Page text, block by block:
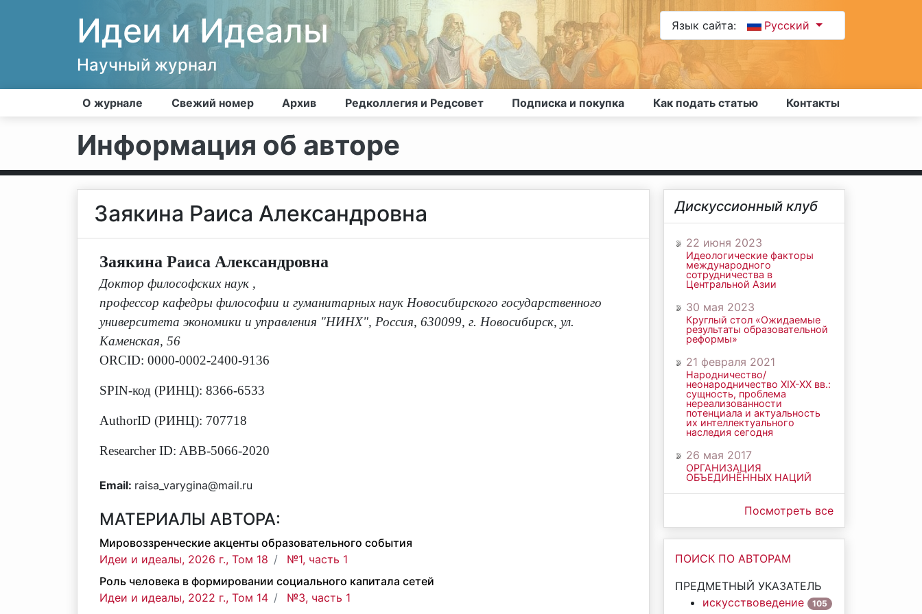
Идеи и Идеалы
Научный журнал
Язык сайта: Русский
О журнале Свежий номер Архив Редколлегия и Редсовет Подписка и покупка Как подать статью Контакты
Информация об авторе
Заякина Раиса Александровна
Заякина Раиса Александровна
Доктор философских наук ,
профессор кафедры философии и гуманитарных наук Новосибирского государственного
университета экономики и управления "НИНХ", Россия, 630099, г. Новосибирск, ул.
Каменская, 56
ORCID: 0000-0002-2400-9136
SPIN-код (РИНЦ): 8366-6533
AuthorID (РИНЦ): 707718
Researcher ID: ABB-5066-2020
Email: raisa_varygina@mail.ru
МАТЕРИАЛЫ АВТОРА:
Мировоззренческие акценты образовательного события
Идеи и идеалы, 2026 г., Том 18
№1, часть 1
Роль человека в формировании социального капитала сетей
Идеи и идеалы, 2022 г., Том 14
№3, часть 1
Дискуссионный клуб
22 июня 2023
Идеологические факторы
международного
сотрудничества в
Центральной Азии
30 мая 2023
Круглый стол «Ожидаемые
результаты образовательной
реформы»
21 февраля 2021
Народничество/
неонародничество ХIХ-ХХ вв.:
сущность, проблема
нереализованности
потенциала и актуальность
их интеллектуального
наследия сегодня
26 мая 2017
ОРГАНИЗАЦИЯ
ОБЪЕДИНЁННЫХ НАЦИЙ
Посмотреть все
ПОИСК ПО АВТОРАМ
ПРЕДМЕТНЫЙ УКАЗАТЕЛЬ
искусствоведение
105